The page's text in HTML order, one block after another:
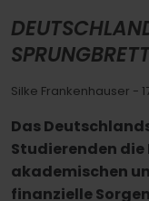
Silke Frankenhauser -
Das
Studierenden
akademischen
finanzielle